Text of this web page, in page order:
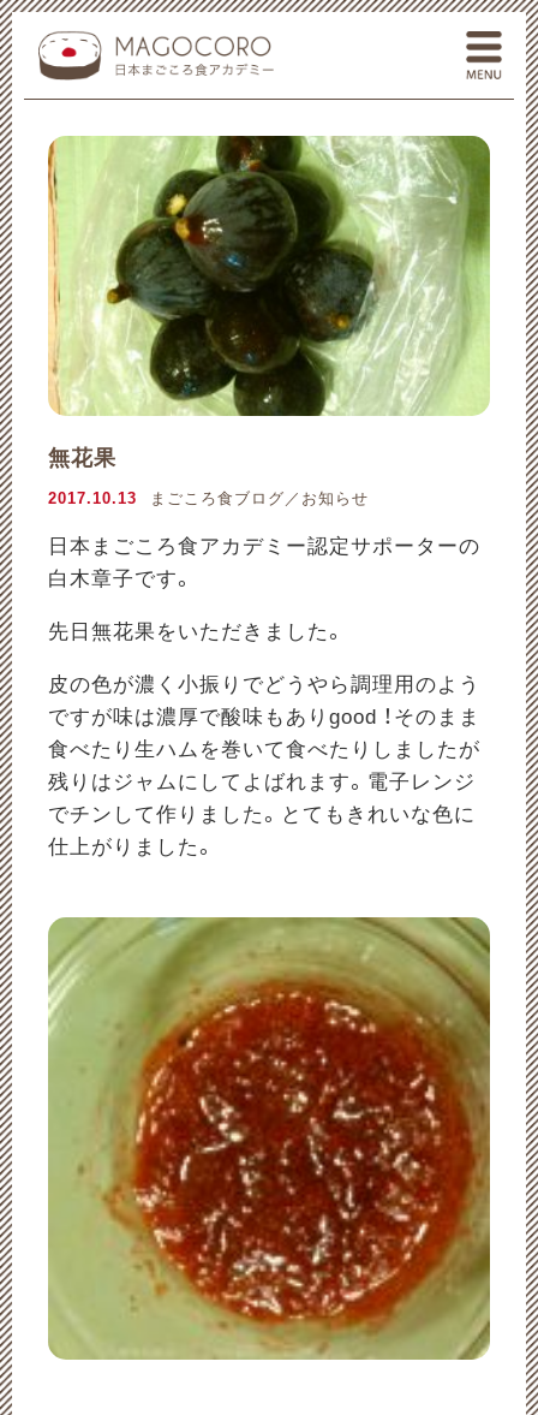
一般社団法人 日本まごころメ
無花果
2017.10.13 まごころ食ブログ／お知らせ
日本まごころ食アカデミー認定サポーターの
白木章子です。
先日無花果をいただきました。
皮の色が濃く小振りでどうやら調理用のよう
ですが味は濃厚で酸味もありgood ！そのまま
食べたり生ハムを巻いて食べたりしましたが
残りはジャムにしてよばれます。電子レンジ
でチンして作りました。とてもきれいな色に
仕上がりました。